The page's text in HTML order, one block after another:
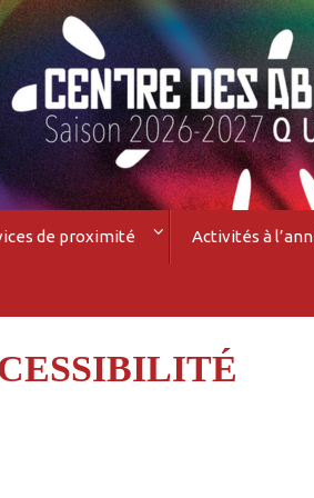
de proximité Activités à